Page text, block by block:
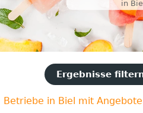
in Biel
Ergebnisse
Betriebe in Biel mit